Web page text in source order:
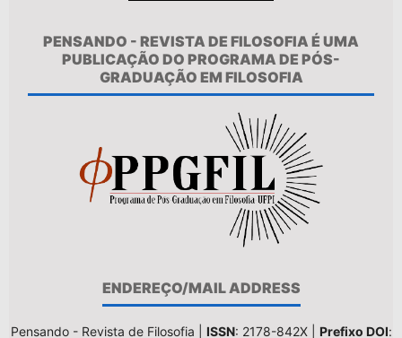
PENSANDO - REVISTA DE FILOSOFIA É UMA
PUBLICAÇÃO DO PROGRAMA DE PÓS-
GRADUAÇÃO EM FILOSOFIA
ENDEREÇO/MAIL ADDRESS
Pensando - Revista de Filosofia | ISSN: 2178-842X | Prefixo DOI: